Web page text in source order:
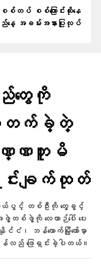
စ်တပ် စစ်ကြောင်းထိုးနေ
ည်နေ့ အခမ်းအနားပြုလုပ်
တွေကို
မတက်ခဲ့တဲ့
ဏဘူမိ
းချက်ထုတ်
ယ်ပွင့် တစ်ဦးကို တွေ့ခွင့်
စ်ဖွဲ့ကို လေယာဉ်ပေါ် ပေး
၊ ဘန်ကောက်မြို့တော်မှာ
ည် ဖြေရှင်းခဲ့ပါတယ်။